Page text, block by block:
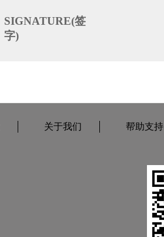
SIGNATURE(签
字)
关于我们 帮助支持